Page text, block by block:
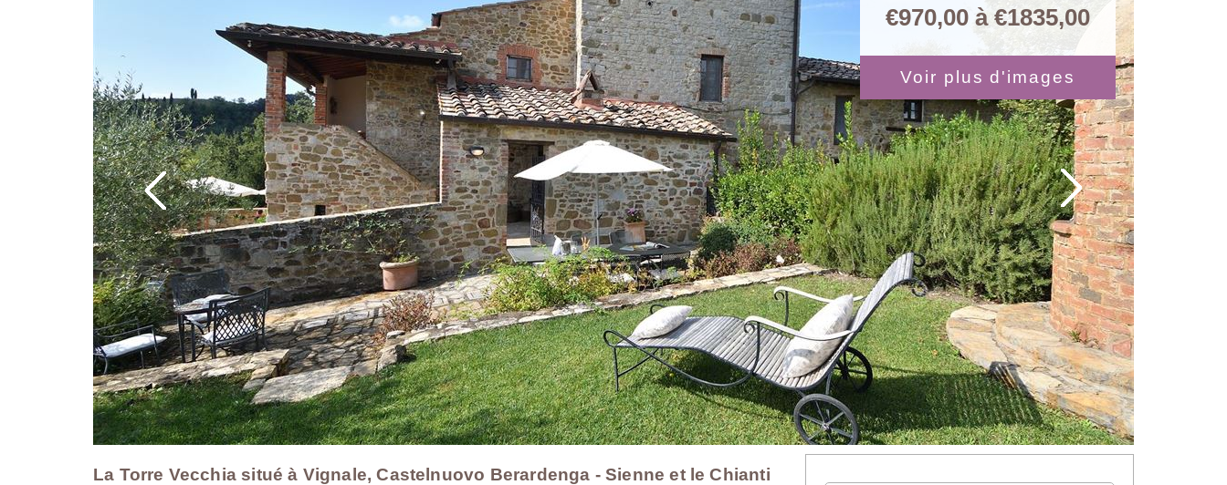
€970,00 à €1835,00
Voir plus d'images
La Torre Vecchia situé à Vignale, Castelnuovo Berardenga - Sienne et le Chianti